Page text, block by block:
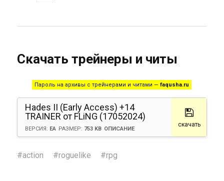
Скачать трейнеры и читы
Пароль на архивы с трейнерами и читами —faqusha.ru
Hades II (Early Access) +14
TRAINER от FLiNG (17052024)
ВЕРСИЯ: EA РАЗМЕР: 753 KB ОПИСАНИЕ
скачать
#action #roguelike #rpg